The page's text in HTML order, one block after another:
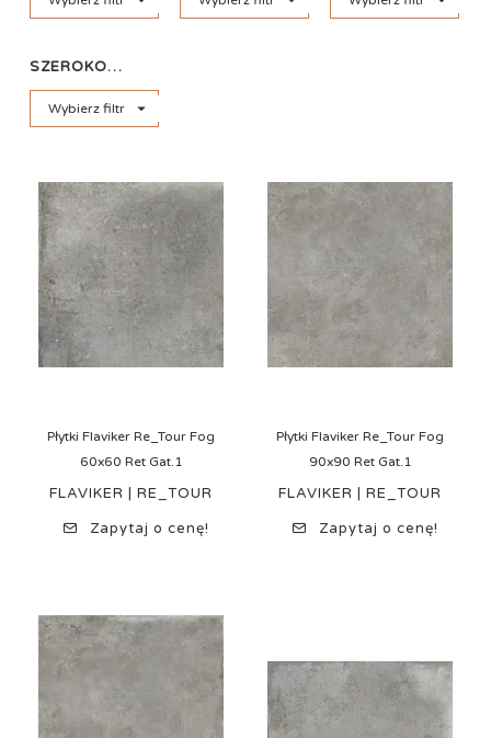
SZEROKOŚĆ
Wybierz filtr 
Płytki Flaviker Re_Tour Fog
60x60 Ret Gat.1
FLAVIKER | RE_TOUR
Zapytaj o cenę!
Płytki Flaviker Re_Tour Fog
90x90 Ret Gat.1
FLAVIKER | RE_TOUR
Zapytaj o cenę!